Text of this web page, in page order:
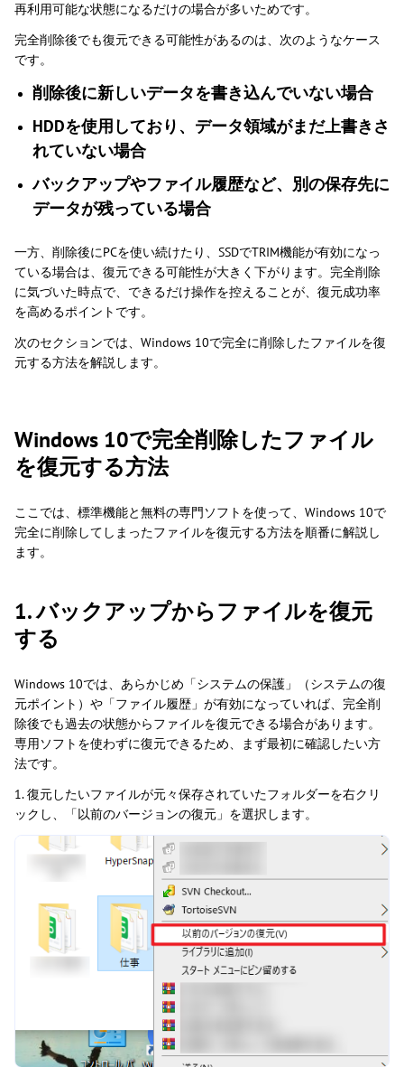
再利用可能な状態になるだけの場合が多いためです。
完全削除後でも復元できる可能性があるのは、次のようなケース
です。
削除後に新しいデータを書き込んでいない場合
HDDを使用しており、データ領域がまだ上書きさ
れていない場合
バックアップやファイル履歴など、別の保存先に
データが残っている場合
一方、削除後にPCを使い続けたり、SSDでTRIM機能が有効になっ
ている場合は、復元できる可能性が大きく下がります。完全削除
に気づいた時点で、できるだけ操作を控えることが、復元成功率
を高めるポイントです。
次のセクションでは、Windows 10で完全に削除したファイルを復
元する方法を解説します。
Windows 10で完全削除したファイル
を復元する方法
ここでは、標準機能と無料の専門ソフトを使って、Windows 10で
完全に削除してしまったファイルを復元する方法を順番に解説し
ます。
1. バックアップからファイルを復元
する
Windows 10では、あらかじめ「システムの保護」（システムの復
元ポイント）や「ファイル履歴」が有効になっていれば、完全削
除後でも過去の状態からファイルを復元できる場合があります。
専用ソフトを使わずに復元できるため、まず最初に確認したい方
法です。
1. 復元したいファイルが元々保存されていたフォルダーを右クリ
ックし、「以前のバージョンの復元」を選択します。